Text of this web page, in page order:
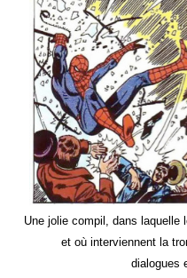
Une jolie compil, dans laquelle
et où interviennent la
dialogues